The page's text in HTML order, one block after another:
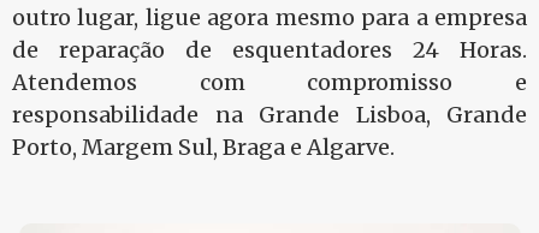
outro lugar, ligue agora mesmo para a empresa
de reparação de esquentadores 24 Horas.
Atendemos com compromisso e
responsabilidade na Grande Lisboa, Grande
Porto, Margem Sul, Braga e Algarve.